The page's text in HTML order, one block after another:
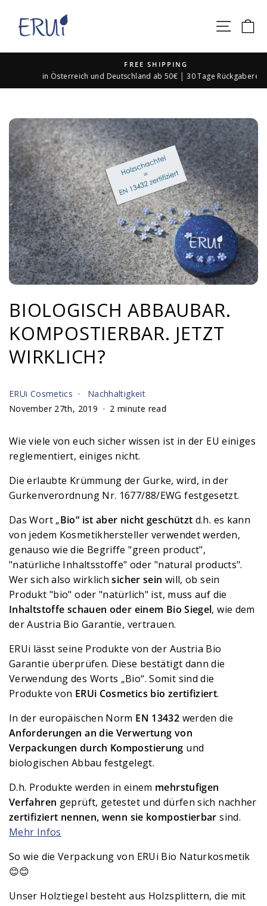
Inhalt
Pause
FREE SHIPPING
in Österreich und Deutschland ab 50€ │ 30 Tage Rückgaberecht
BIOLOGISCH ABBAUBAR.
KOMPOSTIERBAR. JETZT
WIRKLICH?
ERUi Cosmetics
Nachhaltigkeit
November 27th, 2019
2 minute read
Wie viele von euch sicher wissen ist in der EU einiges
reglementiert, einiges nicht.
Die erlaubte Krümmung der Gurke, wird, in der
Gurkenverordnung Nr. 1677/88/EWG festgesetzt.
Das Wort „Bio“ ist aber nicht geschützt d.h. es kann
von jedem Kosmetikhersteller verwendet werden,
genauso wie die Begriffe "green product",
"natürliche Inhaltsstoffe" oder "natural products".
Wer sich also wirklichsicher sein will, ob sein
Produkt "bio" oder "natürlich" ist, muss auf die
Inhaltstoffe schauen oder einem Bio Siegel, wie dem
der Austria Bio Garantie, vertrauen.
ERUi lässt seine Produkte von der Austria Bio
Garantie überprüfen. Diese bestätigt dann die
Verwendung des Worts „Bio“. Somit sind die
Produkte von ERUi Cosmetics bio zertifiziert.
In der europäischen Norm EN 13432 werden die
Anforderungen an die Verwertung von
Verpackungen durch Kompostierung und
biologischen Abbau festgelegt.
D.h. Produkte werden in einem mehrstufigen
Verfahren geprüft, getestet und dürfen sich nachher
zertifiziert nennen, wenn sie kompostierbar sind.
Mehr Infos
So wie die Verpackung von ERUi Bio Naturkosmetik
😊😊
Unser Holztiegel besteht aus Holzsplittern, die mit